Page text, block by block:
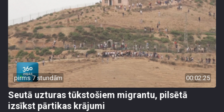
pirms 7 stundām 00:02:25
Seutā uzturas tūkstošiem migrantu, pilsētā
izsīkst pārtikas krājumi